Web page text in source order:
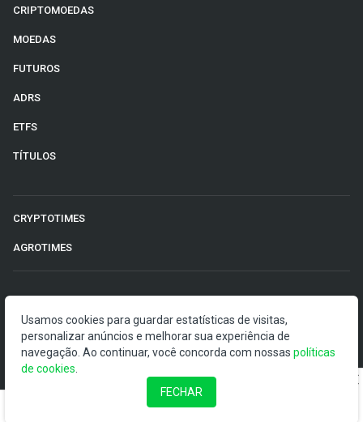
CRIPTOMOEDAS
MOEDAS
FUTUROS
ADRS
ETFS
TÍTULOS
CRYPTOTIMES
AGROTIMES
O Money Times publica matérias de cunho jornalístico, que
visam a democratização da informação. Nossas
publicações devem ser compreendidas como boletins
anunciadores e divulgadores, e não como uma
Usamos cookies para guardar estatísticas de visitas,
personalizar anúncios e melhorar sua experiência de
navegação. Ao continuar, você concorda com nossas políticas
de cookies
FECHAR